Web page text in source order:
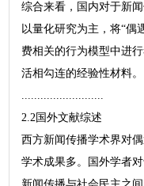
综合来看，国内对于新
以量化研究为主，将“偶
费相关的行为模型中进
活相勾连的经验性材料。
..........................
2.2国外文献综述
西方新闻传播学术界对
学术成果多。国外学者